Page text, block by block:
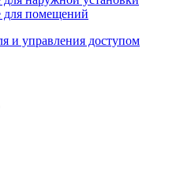
для помещений
и управления доступом